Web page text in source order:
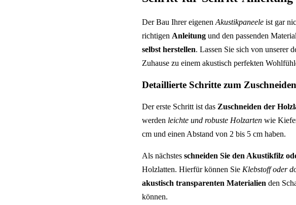
Der Bau Ihrer eigenen Akustikpaneele ist gar
richtigen Anleitung und den passenden
selbst herstellen. Lassen Sie sich von unserer
Zuhause zu einem akustisch perfekten
Detaillierte Schritte zum
Der erste Schritt ist das Zuschneiden der
werden leichte und robuste Holzarten wie
cm und einen Abstand von 2 bis 5 cm haben.
Als nächstes schneiden Sie den Akustikfilz
Holzlatten. Hierfür können Sie Klebstoff oder
akustisch transparenten Materialien den
können.